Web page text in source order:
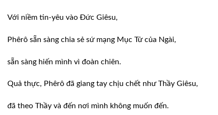
Với niềm tin-yêu vào Ðức Giêsu,
Phêrô sẵn sàng chia sẻ sứ mạng Mục Tử của Ngài,
sẵn sàng hiến mình vì đoàn chiên.
Quả thực, Phêrô đã giang tay chịu chết như Thầy Giêsu,
đã theo Thầy và đến nơi mình không muốn đến.